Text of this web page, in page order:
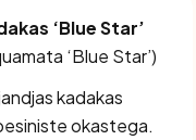
‘Blue Star’
‘Blue Star’)
kadakas
okastega.